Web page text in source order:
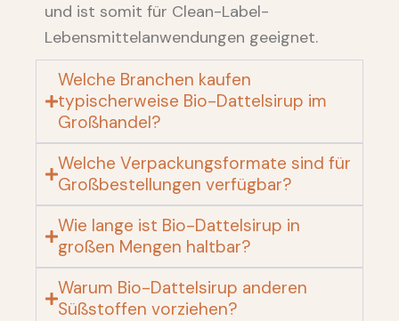
und ist somit für Clean-Label-
Lebensmittelanwendungen geeignet.
Welche Branchen kaufen
typischerweise Bio-Dattelsirup im
Großhandel?
Welche Verpackungsformate sind für
Großbestellungen verfügbar?
Wie lange ist Bio-Dattelsirup in
großen Mengen haltbar?
Warum Bio-Dattelsirup anderen
Süßstoffen vorziehen?